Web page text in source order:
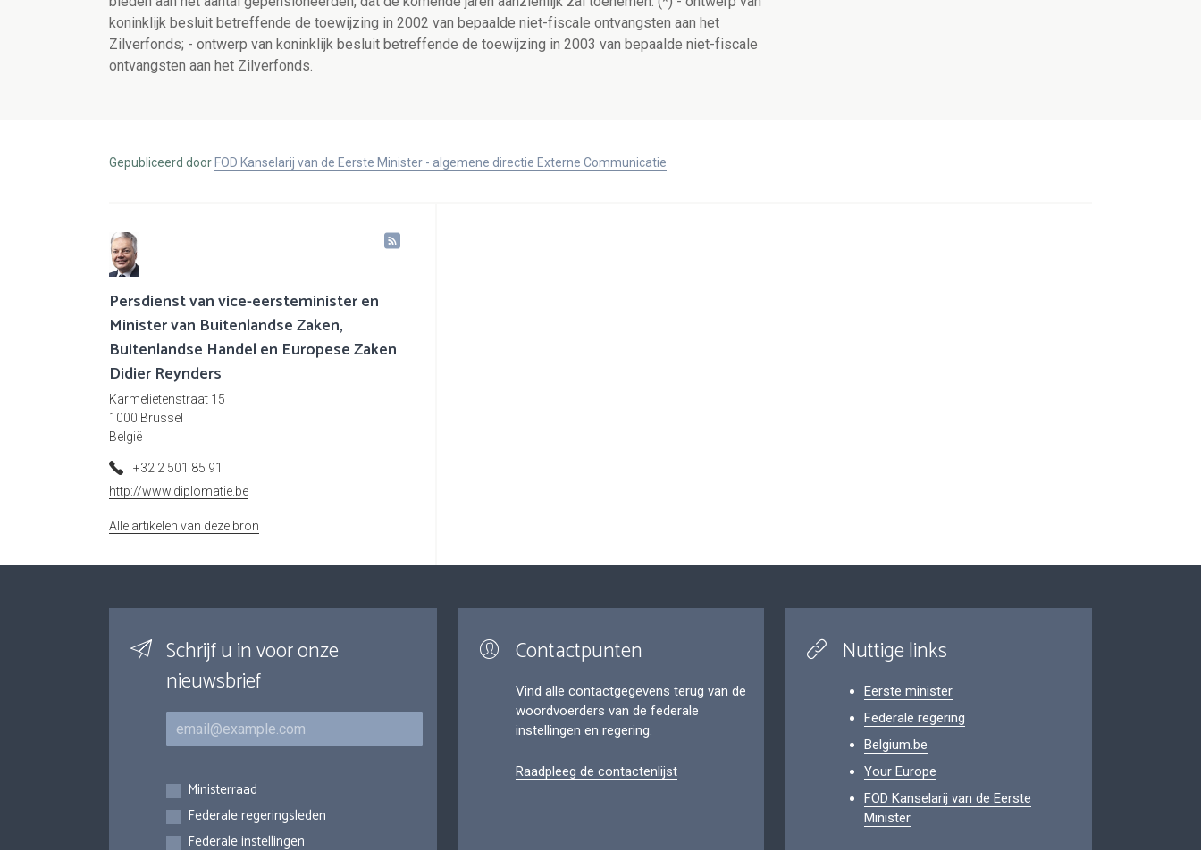
koninklijk besluit betreffende de toewijzing in 2002 van bepaalde niet-fiscale ontvangsten aan het
Zilverfonds; - ontwerp van koninklijk besluit betreffende de toewijzing in 2003 van bepaalde niet-fiscale
ontvangsten aan het Zilverfonds.
Gepubliceerd door FOD Kanselarij van de Eerste Minister - algemene directie Externe Communicatie
Persdienst van vice-eersteminister en
Minister van Buitenlandse Zaken,
Buitenlandse Handel en Europese Zaken
Didier Reynders
Karmelietenstraat 15
1000 Brussel
België
+32 2 501 85 91
http://www.diplomatie.be
Alle artikelen van deze bron
Schrijf u in voor onze
nieuwsbrief
E-mail
Inschrijvingen
Ministerraad
Federale regeringsleden
Federale instellingen
Contactpunten
Vind alle contactgegevens terug van de
woordvoerders van de federale
instellingen en regering.
Raadpleeg de contactenlijst
Nuttige links
Eerste minister
Federale regering
Belgium.be
Your Europe
FOD Kanselarij van de Eerste
Minister